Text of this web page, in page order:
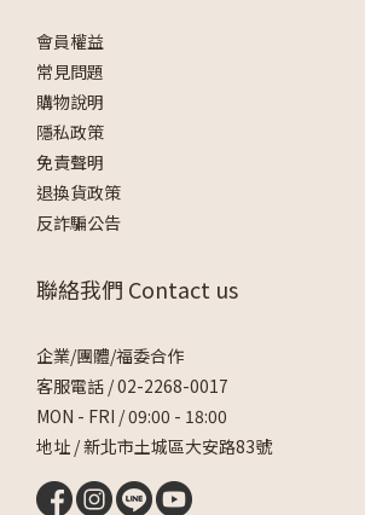
會員權益
常見問題
購物說明
隱私政策
免責聲明
退換貨政策
反詐騙公告
聯絡我們 Contact us
企業/團體/福委合作
客服電話 /02-2268-0017
MON - FRI / 09:00 - 18:00
地址 / 新北市土城區大安路83號